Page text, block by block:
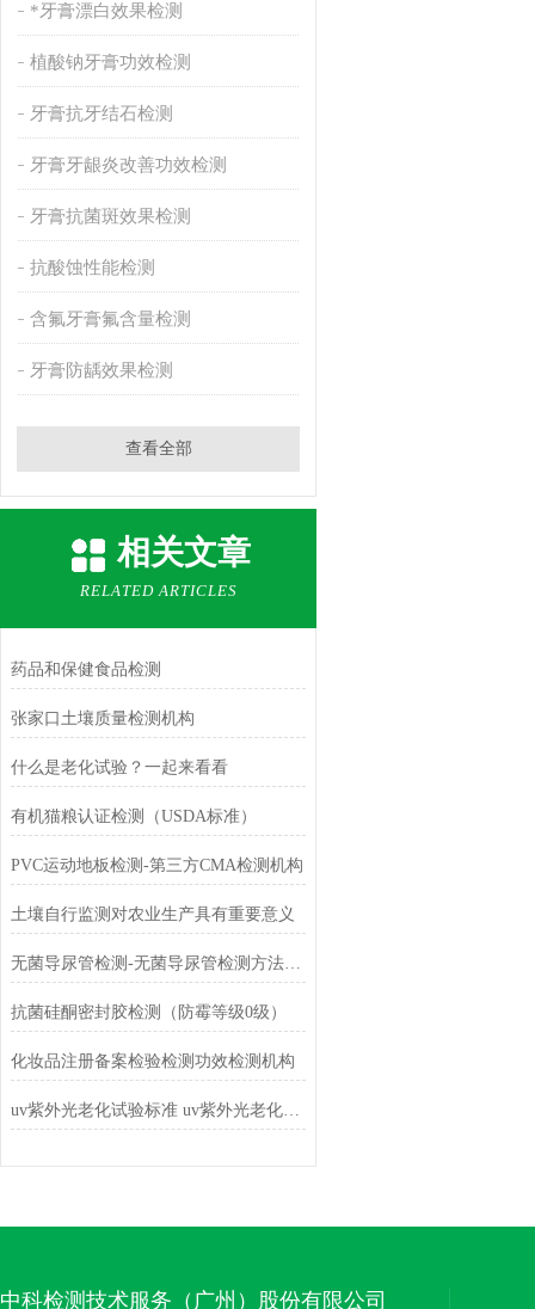
*牙膏漂白效果检测
植酸钠牙膏功效检测
牙膏抗牙结石检测
牙膏牙龈炎改善功效检测
牙膏抗菌斑效果检测
抗酸蚀性能检测
含氟牙膏氟含量检测
牙膏防龋效果检测
查看全部
相关文章
RELATED ARTICLES
药品和保健食品检测
张家口土壤质量检测机构
什么是老化试验？一起来看看
有机猫粮认证检测（USDA标准）
PVC运动地板检测-第三方CMA检测机构
土壤自行监测对农业生产具有重要意义
无菌导尿管检测-无菌导尿管检测方法-无菌导尿管检测标准-中科检测
抗菌硅酮密封胶检测（防霉等级0级）
化妆品注册备案检验检测功效检测机构
uv紫外光老化试验标准 uv紫外光老化试验方法
中科检测技术服务（广州）股份有限公司